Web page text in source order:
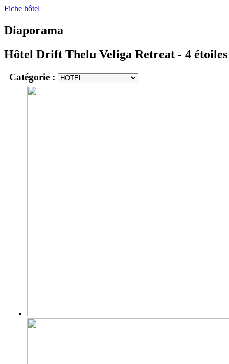
Fiche hôtel
Diaporama
Hôtel Drift Thelu Veliga Retreat - 4
Catégorie :